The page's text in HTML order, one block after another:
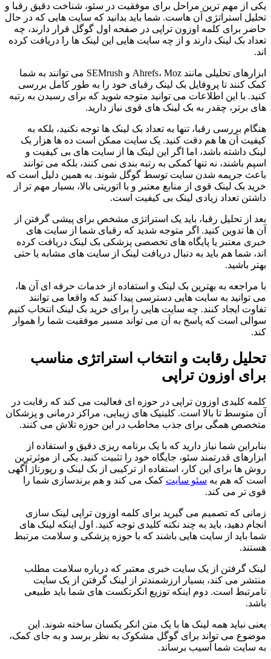
یکی از مهم ترین مراحل برای موفقیت در سئو، شناخت دقیق رقبا و
تحلیل استراتژی آن هاست. شما باید بدانید که سایت هایی که در حال
حاضر برای کلمه اوزون تراپی در صفحه اول گوگل قرار دارند، چه
تعداد بک لینک دارند و از چه سایت هایی این لینک ها را دریافت کرده
اند.
ابزارهای تحلیلی مانند Ahrefs، Moz و SEMrush می توانند به شما
کمک کنند تا پروفایل بک لینک رقبای خود را به طور کامل بررسی
کنید. با این اطلاعات می توانید متوجه شوید که برای رسیدن به رتبه
های برتر، چقدر به بک لینک های قوی نیاز دارید.
هنگام بررسی رقبا، تنها به تعداد بک لینک ها توجه نکنید، بلکه به
کیفیت آن ها هم دقت کنید. یک سایت ممکن است ده ها هزار بک
لینک داشته باشد، اما اگر این لینک ها از سایت های بی کیفیت و
اسپم باشند، نه تنها کمکی به رتبه بندی نمی کنند، بلکه می توانند
باعث جریمه شدن سایت توسط گوگل شوند. به همین دلیل است که
خرید بک لینک قوی از منابع معتبر و با اتوریتی بالا، بسیار مهم تر از
داشتن تعداد زیادی لینک بی کیفیت است.
بعد از تحلیل رقبا، باید یک استراتژی مشخص برای پیشی گرفتن از
آن ها تدوین کنید. اگر متوجه شدید که رقبای شما از سایت های
خبری معتبر یا پایگاه های تخصصی پزشکی بک لینک دریافت کرده
اند، شما هم باید به دنبال دریافت لینک از سایت های مشابه یا حتی
بهتر باشید.
با مراجعه به بهترین بک لینک و استفاده از خدمات حرفه ای آن ها،
می توانید به سایت هایی دسترسی پیدا کنید که واقعا می توانند
تفاوت ایجاد کنند. چه سایت هایی را برای خرید بک لینک انتخاب کنیم
سوالی است که پاسخ به آن می تواند مسیر موفقیت شما را هموار
کند.
تحلیل رقابت و انتخاب استراتژی مناسب
برای اوزون تراپی
کلمه کلیدی اوزون تراپی در حوزه ای فعالیت می کند که رقابت در
آن متوسط تا بالا است. کلینیک های زیبایی، مراکز درمانی و پزشکان
متخصص همگی برای جذب مخاطب در این حوزه تلاش می کنند.
بنابراین شما نیاز دارید که با یک برنامه ریزی دقیق و استفاده از
ابزارهای قدرتمند سئو، جایگاه خود را تثبیت کنید. یکی از موثرترین
روش ها برای این کار، استفاده از ترکیبی از بک لینک و رپورتاژ آگهی
است که هم به سئو سایت کمک می کند و هم برندسازی شما را
قوی تر می کند.
زمانی که تصمیم می گیرید برای کلمه اوزون تراپی لینک سازی
انجام دهید، باید به چند نکته کلیدی توجه کنید. اول اینکه لینک های
شما باید از سایت هایی باشند که با حوزه پزشکی و سلامت مرتبط
هستند.
لینک گرفتن از یک سایت خبری معتبر که درباره سلامت مطلب
منتشر می کند، بسیار ارزشمندتر از لینک گرفتن از یک سایت
نامرتبط است. دوم اینکه توزیع انکرتکست های شما باید طبیعی
باشد.
یعنی نباید همه لینک ها با یک متن انکر یکسان ساخته شوند. این
موضوع می تواند برای گوگل مشکوک به نظر برسد و به جای کمک،
به سایت شما آسیب برساند.